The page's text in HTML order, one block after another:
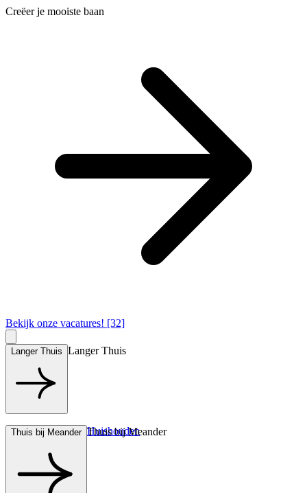
Creëer je mooiste baan
Bekijk onze vacatures! [32]
Langer Thuis Langer Thuis
Hulp bij het Huishouden
Thuis bij Meander Thuis bij Meander